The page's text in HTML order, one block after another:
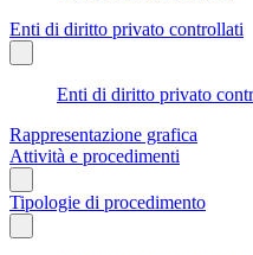
Enti di diritto privato controllati
Enti di diritto privato
Rappresentazione grafica
Attività e procedimenti
Tipologie di procedimento